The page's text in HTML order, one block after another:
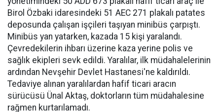
Birol Özbaki idaresindeki 51 AEC 271 plakalı patates
deposunda çalışan işçileri taşıyan minibüs çarpıştı.
Minibüs yan yatarken, kazada 15 kişi yaralandı.
Çevredekilerin ihbarı üzerine kaza yerine polis ve
sağlık ekipleri sevk edildi. Yaralılar, ilk müdahalelerinin
ardından Nevşehir Devlet Hastanesi'ne kaldırıldı.
Tedaviye alınan yaralılardan hafif ticari aracın
sürücüsü Ünal Aktaş, doktorların tüm müdahalesine
rağmen kurtarılamadı.